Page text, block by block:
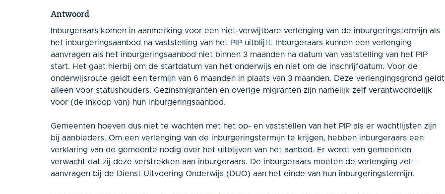
Antwoord
Inburgeraars komen in aanmerking voor een niet-verwijtbare verlenging van de inburgeringstermijn als
het inburgeringsaanbod na vaststelling van het PIP uitblijft. Inburgeraars kunnen een verlenging
aanvragen als het inburgeringsaanbod niet binnen 3 maanden na datum van vaststelling van het PIP
start. Het gaat hierbij om de startdatum van het onderwijs en niet om de inschrijfdatum. Voor de
onderwijsroute geldt een termijn van 6 maanden in plaats van 3 maanden. Deze verlengingsgrond geldt
alleen voor statushouders. Gezinsmigranten en overige migranten zijn namelijk zelf verantwoordelijk
voor (de inkoop van) hun inburgeringsaanbod.
Gemeenten hoeven dus niet te wachten met het op- en vaststellen van het PIP als er wachtlijsten zijn
bij aanbieders. Om een verlenging van de inburgeringstermijn te krijgen, hebben inburgeraars een
verklaring van de gemeente nodig over het uitblijven van het aanbod. Er wordt van gemeenten
verwacht dat zij deze verstrekken aan inburgeraars. De inburgeraars moeten de verlenging zelf
aanvragen bij de Dienst Uitvoering Onderwijs (DUO) aan het einde van hun inburgeringstermijn.